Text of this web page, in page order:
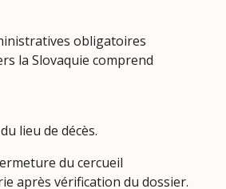
obligatoires
la Slovaquie comprend
lieu de décès.
du cercueil
après vérification du dossier.